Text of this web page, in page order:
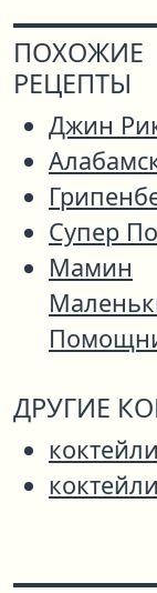
ПОХОЖИЕ
РЕЦЕПТЫ
Джин
Супер
Мамин
ДРУГИЕ